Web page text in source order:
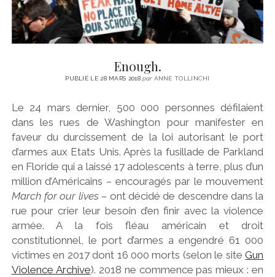
Enough.
PUBLIÉ LE 28 MARS 2018parANNE TOLLINCHI
Le 24 mars dernier, 500 000 personnes défilaient
dans les rues de Washington pour manifester en
faveur du durcissement de la loi autorisant le port
d’armes aux Etats Unis. Après la fusillade de Parkland
en Floride qui a laissé 17 adolescents à terre, plus d’un
million d’Américains – encouragés par le mouvement
March for our lives– ont décidé de descendre dans la
rue pour crier leur besoin d’en finir avec la violence
armée. A la fois fléau américain et droit
constitutionnel, le port d’armes a engendré 61 000
victimes en 2017 dont 16 000 morts (selon le siteGun
Violence Archive). 2018 ne commence pas mieux : en